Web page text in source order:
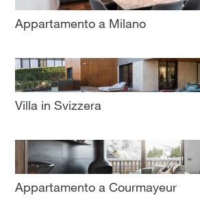
Appartamento a Milano
Villa in Svizzera
Appartamento a Courmayeur